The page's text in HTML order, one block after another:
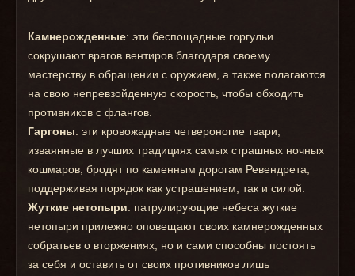
Камнерожденные: эти беспощадные горгульи
сокрушают врагов вентиров благодаря своему
мастерству в обращении с оружием, а также полагаются
на свою непревзойденную скорость, чтобы обходить
противников с флангов.
Гаргоны: эти кровожадные четвероногие твари,
изваянные в лучших традициях самых страшных ночных
кошмаров, бродят по каменным дорогам Ревендрета,
поддерживая порядок как устрашением, так и силой.
Жуткие нетопыри: патрулирующие небеса жуткие
нетопыри прилежно оповещают своих камнерожденных
собратьев о вторжениях, но и сами способны постоять
за себя и оставить от своих противников лишь